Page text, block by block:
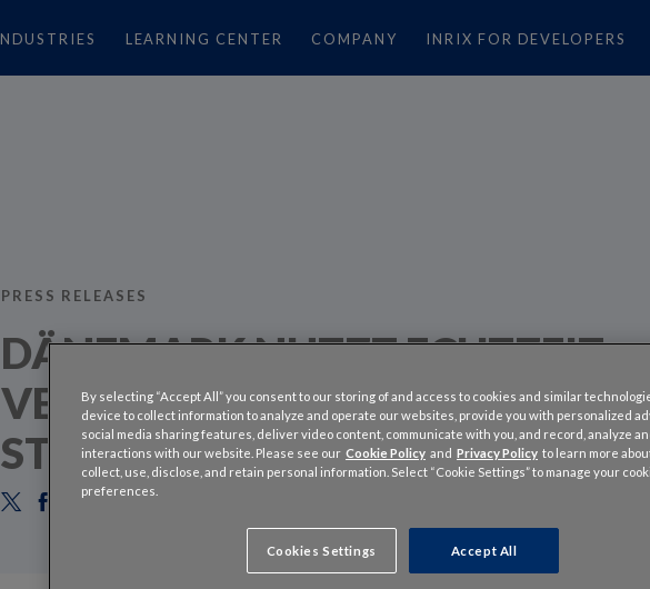
INDUSTRIES LEARNING CENTER COMPANY INRIX FOR DEVELOPERS
PRESS RELEASES
DÄNEMARK NUTZT ECHTZEIT-
VERKEHRSDATEN FÜR
STAATLICHES STRASSENNETZ
By selecting “Accept All” you consent to our storing of and access to cookies and similar
device to collect information to analyze and operate our websites, provide you with personalized
social media sharing features, deliver video content, communicate with you, and record, analyze
interactions with our website. Please see our Cookie Policy and Privacy Policy to learn more
collect, use, disclose, and retain personal information. Select “Cookie Settings” to manage your
preferences.
Cookies Settings Accept All